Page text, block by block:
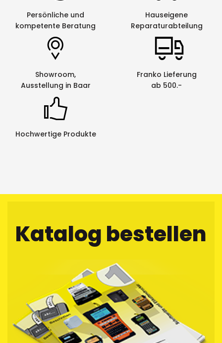
Persönliche und
kompetente Beratung
Hauseigene
Reparaturabteilung
Showroom,
Ausstellung in Baar
Franko Lieferung
ab 500.-
Hochwertige Produkte
Katalog bestellen